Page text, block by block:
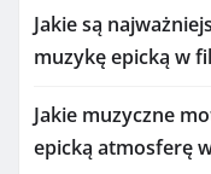
Jakie są
muzykę epicką w
Jakie muzyczne
epicką atmosferę